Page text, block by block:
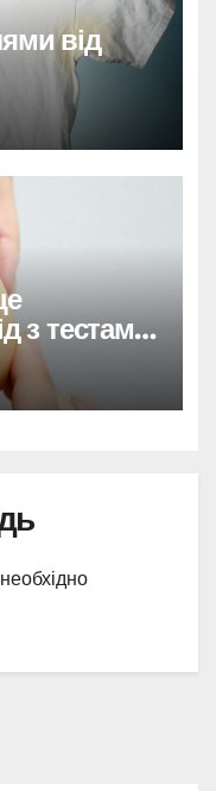
від
з тестами